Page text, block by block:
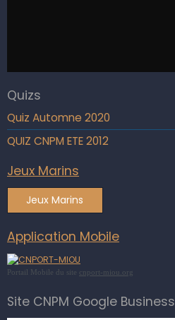
Quizs
Quiz Automne 2020
QUIZ CNPM ETE 2012
Jeux Marins
Jeux Marins
Application Mobile
Portail Mobile du site cnport-miou.org
Site CNPM Google Business